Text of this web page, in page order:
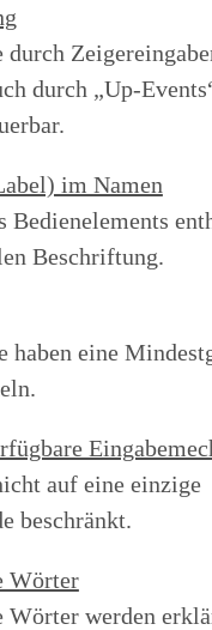
durch
durch „Up-
im Namen
Bedienelements
Beschriftung.
haben eine
auf eine einzige
beschränkt.
Wörter
Wörter werden